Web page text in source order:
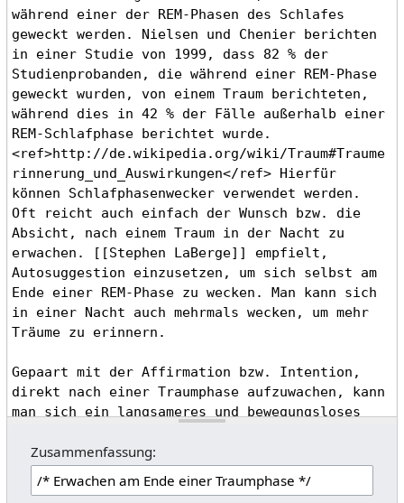
Zusammenfassung: